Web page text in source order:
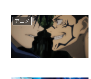
アニメ